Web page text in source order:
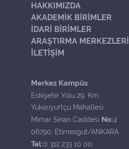
HAKKIMIZDA
AKADEMİK BİRİMLER
İDARİ BİRİMLER
ARAŞTIRMA MERKEZLERİ
İLETİŞİM
Merkez Kampüs
Eskişehir Yolu 29. Km.
Yukarıyurtçu Mahallesi
Mimar Sinan Caddesi No:4
06790, Etimesgut/ANKARA
Tel:0 312 233 10 00